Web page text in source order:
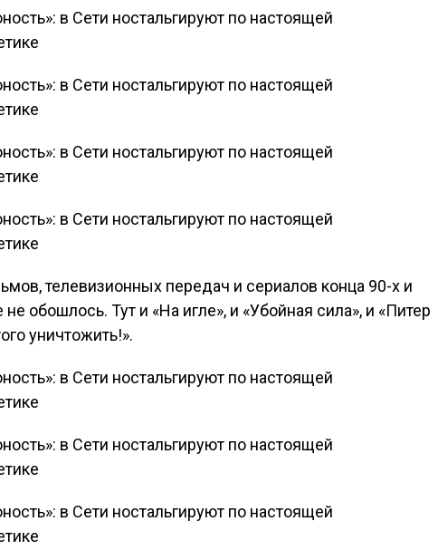
телевизионных передач и сериалов конца 90-х и
обошлось. Тут и «На игле», и «Убойная сила», и «Питер
уничтожить!».